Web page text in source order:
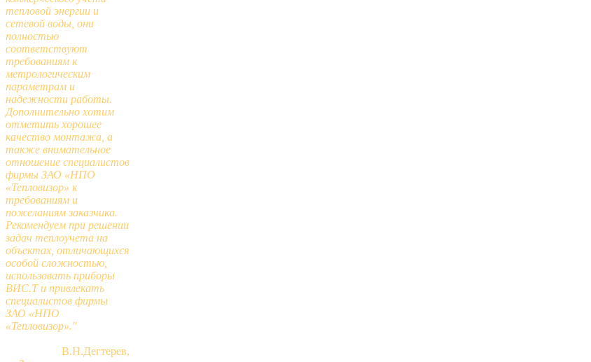
тепловой энергии и
сетевой воды, они
полностью
соответствуют
требованиям к
метрологическим
параметрам и
надежности работы.
Дополнительно хотим
отметить хорошее
качество монтажа, а
также внимательное
отношение специалистов
фирмы ЗАО «НПО
«Тепловизор» к
требованиям и
пожеланиям заказчика.
Рекомендуем при решении
задач теплоучета на
объектах, отличающихся
особой сложностью,
использовать приборы
ВИС.Т и привлекать
специалистов фирмы
ЗАО «НПО
«Тепловизор»."
В.Н.Дегтерев,